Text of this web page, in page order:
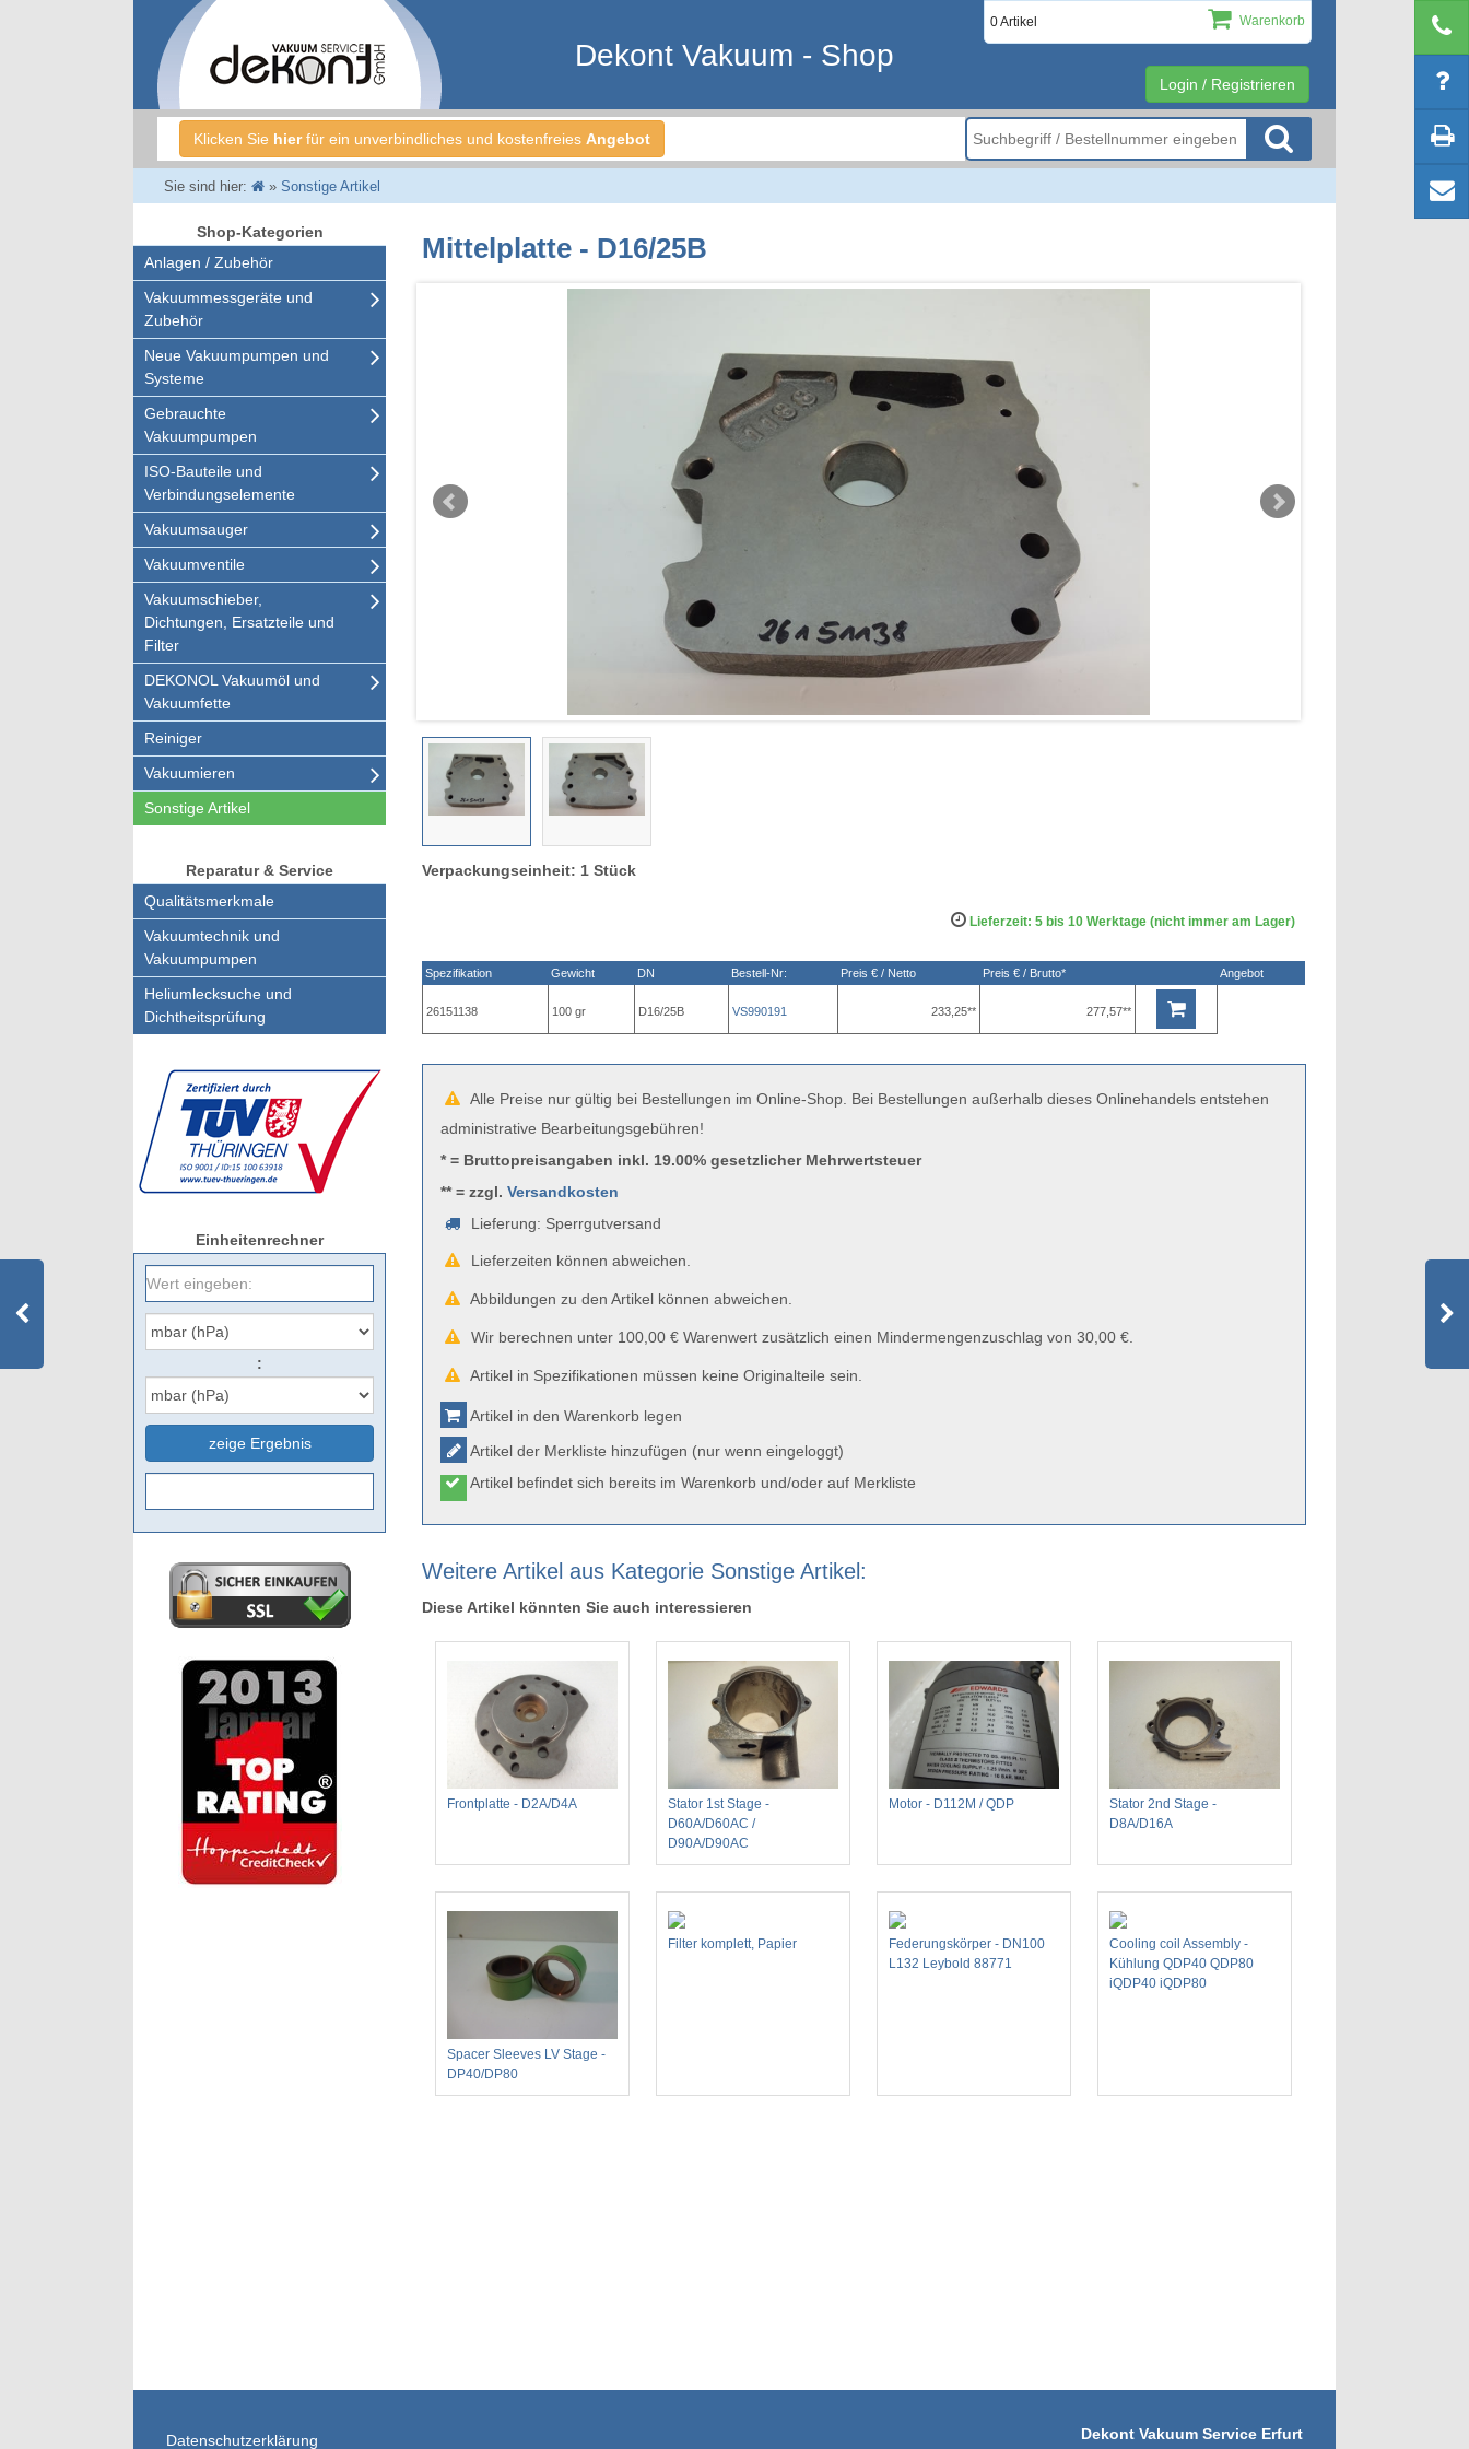
Login / Registrieren
0 Artikel Warenkorb
Dekont Vakuum - Shop
Klicken Sie hierfür ein unverbindliches und kostenfreies Angebot
Sie sind hier: » Sonstige Artikel
Shop-Kategorien
Anlagen / Zubehör
Vakuummessgeräte und
Zubehör
Neue Vakuumpumpen und
Systeme
Gebrauchte
Vakuumpumpen
ISO-Bauteile und
Verbindungselemente
Vakuumsauger
Vakuumventile
Vakuumschieber,
Dichtungen, Ersatzteile und
Filter
DEKONOL Vakuumöl und
Vakuumfette
Reiniger
Vakuumieren
Sonstige Artikel
Reparatur & Service
Qualitätsmerkmale
Vakuumtechnik und
Vakuumpumpen
Heliumlecksuche und
Dichtheitsprüfung
Einheitenrechner
:
zeige Ergebnis
Mittelplatte - D16/25B
Verpackungseinheit: 1 Stück
Lieferzeit: 5 bis 10 Werktage (nicht immer am Lager)
Spezifikation Gewicht DN Bestell-Nr: Preis € / Netto Preis € / Brutto* Angebot
26151138 100 gr D16/25B VS990191 233,25** 277,57**
Alle Preise nur gültig bei Bestellungen im Online-Shop. Bei Bestellungen außerhalb dieses Onlinehandels entstehen
administrative Bearbeitungsgebühren!
* = Bruttopreisangaben inkl. 19.00% gesetzlicher Mehrwertsteuer
** = zzgl.Versandkosten
Lieferung: Sperrgutversand
Lieferzeiten können abweichen.
Abbildungen zu den Artikel können abweichen.
Wir berechnen unter 100,00 € Warenwert zusätzlich einen Mindermengenzuschlag von 30,00 €.
Artikel in Spezifikationen müssen keine Originalteile sein.
Artikel in den Warenkorb legen
Artikel der Merkliste hinzufügen (nur wenn eingeloggt)
Artikel befindet sich bereits im Warenkorb und/oder auf Merkliste
Weitere Artikel aus Kategorie Sonstige Artikel:
Diese Artikel könnten Sie auch interessieren
Frontplatte - D2A/D4A
Stator 1st Stage -
D60A/D60AC /
D90A/D90AC
Motor - D112M / QDP
Stator 2nd Stage -
D8A/D16A
Spacer Sleeves LV Stage -
DP40/DP80
Filter komplett, Papier
Federungskörper - DN100
L132 Leybold 88771
Cooling coil Assembly -
Kühlung QDP40 QDP80
iQDP40 iQDP80
Datenschutzerklärung
Dekont Vakuum Service Erfurt